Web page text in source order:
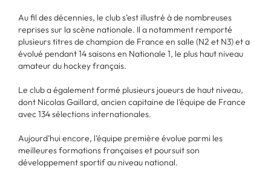
Au fil des décennies, le club s’est illustré à de nombreuses
reprises sur la scène nationale. Il a notamment remporté
plusieurs titres de champion de France en salle (N2 et N3) et a
évolué pendant 14 saisons en Nationale 1, le plus haut niveau
amateur du hockey français.
Le club a également formé plusieurs joueurs de haut niveau,
dont Nicolas Gaillard, ancien capitaine de l’équipe de France
avec 134 sélections internationales.
Aujourd’hui encore, l’équipe première évolue parmi les
meilleures formations françaises et poursuit son
développement sportif au niveau national.